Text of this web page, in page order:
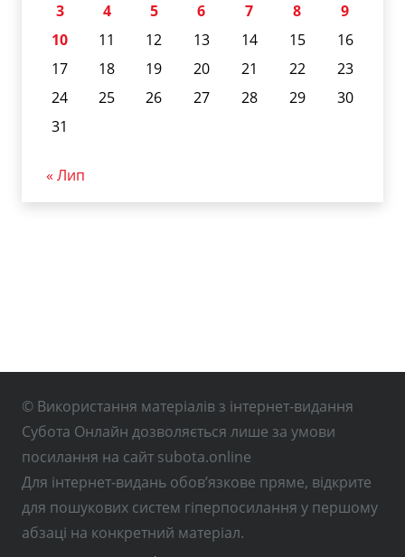
3
4 5 6 7 8
9
10
11 12 13 14 15
16
17
18 19 20 21 22
23
24
25 26 27 28 29
30
31
« Лип
© Використання матеріалів з інтернет-видання
Субота Онлайн дозволяється лише за умови
посилання на сайт subota.online
Для інтернет-видань обов’язкове пряме, відкрите
для пошукових систем гіперпосилання у першому
абзаці на конкретний матеріал.